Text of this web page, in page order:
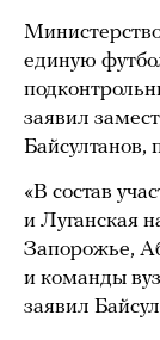
единую
заявил
Байсултанов,
«В состав
и Луганская
Запорожье,
и команды
заявил